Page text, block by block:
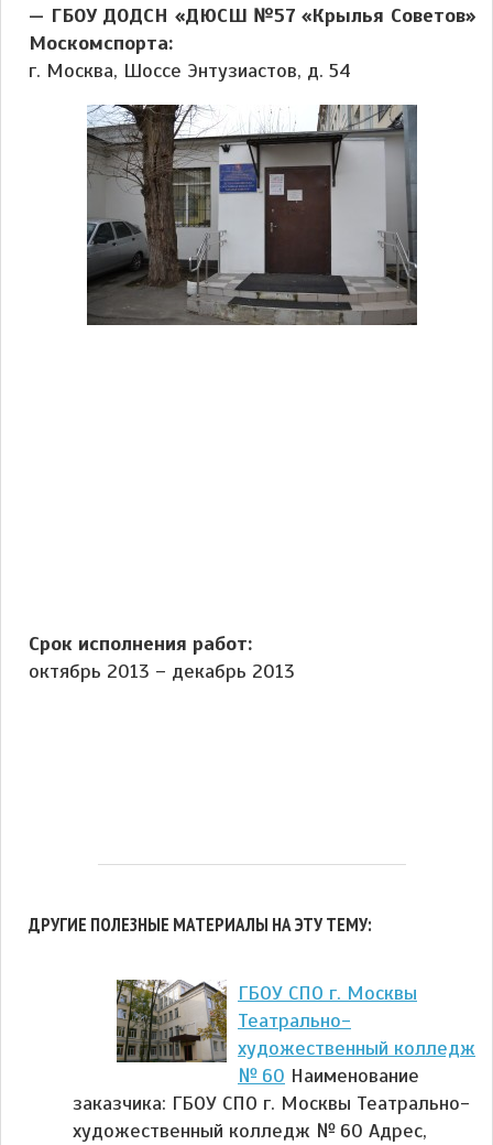
— ГБОУ ДОДСН «ДЮСШ №57 «Крылья Советов»
Москомспорта:
г. Москва, Шоссе Энтузиастов, д. 54
Срок исполнения работ:
октябрь 2013 – декабрь 2013
ДРУГИЕ ПОЛЕЗНЫЕ МАТЕРИАЛЫ НА ЭТУ ТЕМУ:
ГБОУ СПО г. Москвы
Театрально-
художественный колледж
№ 60 Наименование
заказчика: ГБОУ СПО г. Москвы Театрально-
художественный колледж № 60 Адрес,